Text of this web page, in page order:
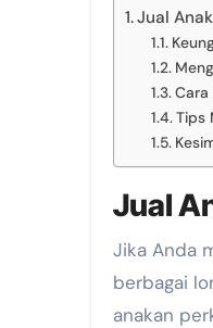
Jual
Cara
Tips
Jual
Jika Anda mencari anakan perkutut Bangkok berkualitas tinggi dari indukan yang sudah terbukti juara di
berbagai
anakan